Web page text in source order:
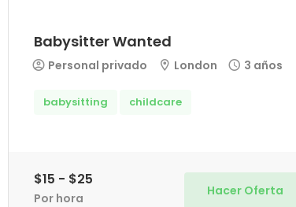
Babysitter Wanted
Personal privado London 3 años
babysitting childcare
$15 - $25
Por hora Hacer Oferta